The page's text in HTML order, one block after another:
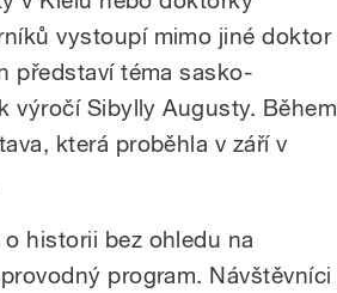
vystoupí mimo jiné doktor
představí téma sasko-
výročí Sibylly Augusty. Během
která proběhla v září v
historii bez ohledu na
program. Návštěvníci